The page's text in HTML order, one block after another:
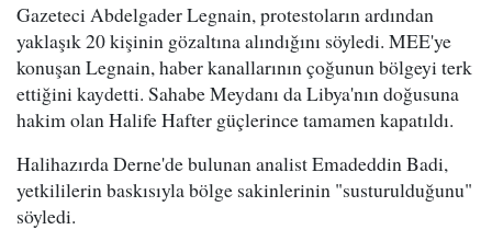
Gazeteci Abdelgader Legnain, protestoların ardından
yaklaşık 20 kişinin gözaltına alındığını söyledi. MEE'ye
konuşan Legnain, haber kanallarının çoğunun bölgeyi terk
ettiğini kaydetti. Sahabe Meydanı da Libya'nın doğusuna
hakim olan Halife Hafter güçlerince tamamen kapatıldı.
Halihazırda Derne'de bulunan analist Emadeddin Badi,
yetkililerin baskısıyla bölge sakinlerinin "susturulduğunu"
söyledi.